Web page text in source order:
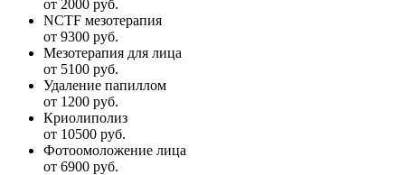
от 2000 руб.
NCTF мезотерапия
от 9300 руб.
Мезотерапия для лица
от 5100 руб.
Удаление папиллом
от 1200 руб.
Криолиполиз
от 10500 руб.
Фотоомоложение лица
от 6900 руб.